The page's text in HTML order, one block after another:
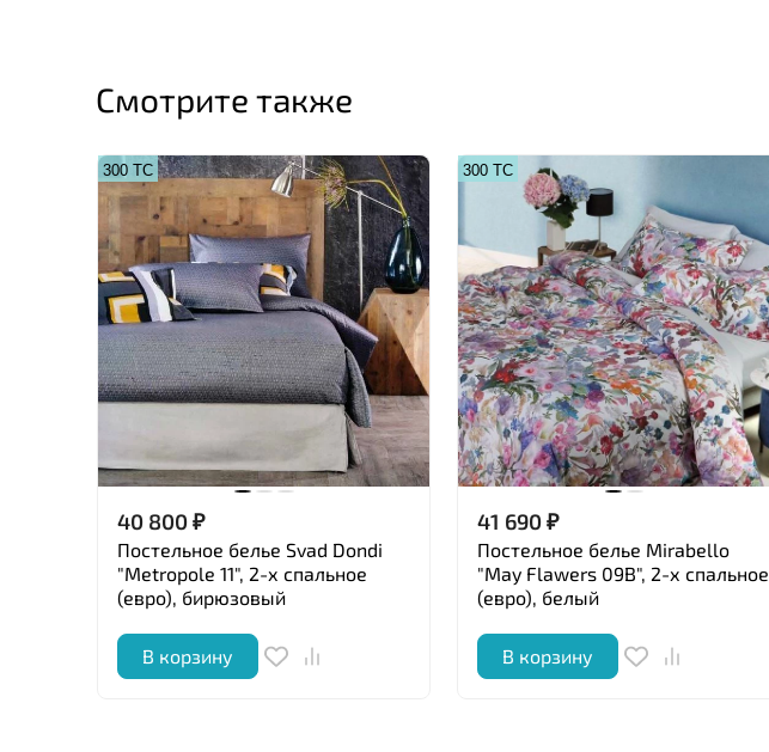
Смотрите также
300 ТС
40 800₽
Постельное белье Svad Dondi
"Metropole 11", 2-х спальное
(евро), бирюзовый
В корзину
300 ТС
41 690₽
Постельное белье Mirabello
"May Flawers 09B", 2-х спальное
(евро), белый
В корзину